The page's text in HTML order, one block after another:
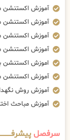
آموزش اکستنشن
آموزش اکستنشن
آموزش اکستنشن
آموزش اکستنشن
اموزش
آموزش
آموزش روش
آموزش مباحث
سرفصل